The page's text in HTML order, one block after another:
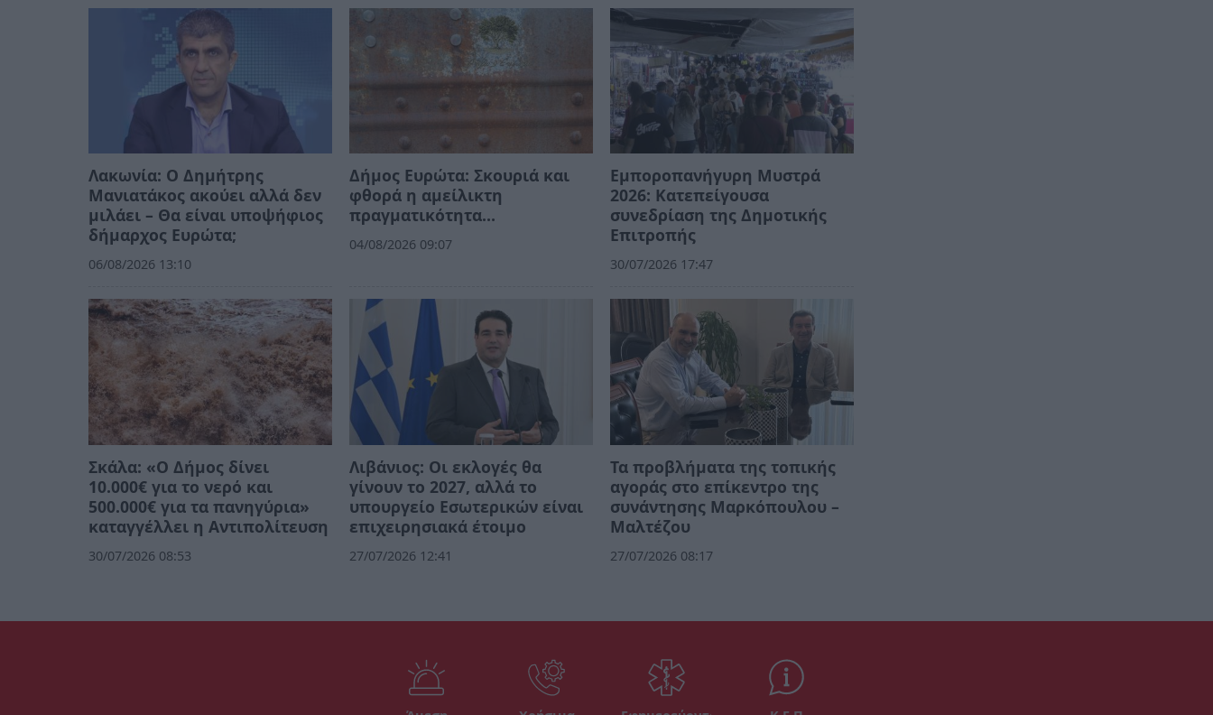
Λακωνία: Ο Δημήτρης
Μανιατάκος ακούει αλλά δεν
μιλάει – Θα είναι υποψήφιος
δήμαρχος Ευρώτα;
06/08/2026 13:10
Δήμος Ευρώτα: Σκουριά και
φθορά η αμείλικτη
πραγματικότητα…
04/08/2026 09:07
Εμποροπανήγυρη Μυστρά
2026: Κατεπείγουσα
συνεδρίαση της Δημοτικής
Επιτροπής
30/07/2026 17:47
Σκάλα: «Ο Δήμος δίνει
10.000€ για το νερό και
500.000€ για τα πανηγύρια»
καταγγέλλει η Αντιπολίτευση
30/07/2026 08:53
Λιβάνιος: Οι εκλογές θα
γίνουν το 2027, αλλά το
υπουργείο Εσωτερικών είναι
επιχειρησιακά έτοιμο
27/07/2026 12:41
Τα προβλήματα της τοπικής
αγοράς στο επίκεντρο της
συνάντησης Μαρκόπουλου –
Μαλτέζου
27/07/2026 08:17